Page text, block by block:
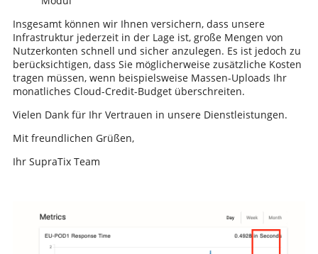
Insgesamt können wir Ihnen versichern, dass unsere
Infrastruktur jederzeit in der Lage ist, große Mengen von
Nutzerkonten schnell und sicher anzulegen. Es ist jedoch zu
berücksichtigen, dass Sie möglicherweise zusätzliche Kosten
tragen müssen, wenn beispielsweise Massen-Uploads Ihr
monatliches Cloud-Credit-Budget überschreiten.
Vielen Dank für Ihr Vertrauen in unsere Dienstleistungen.
Mit freundlichen Grüßen,
Ihr SupraTix Team